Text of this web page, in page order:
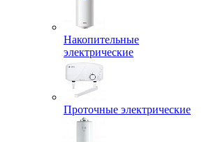
Накопительные
электрические
Проточные электрические